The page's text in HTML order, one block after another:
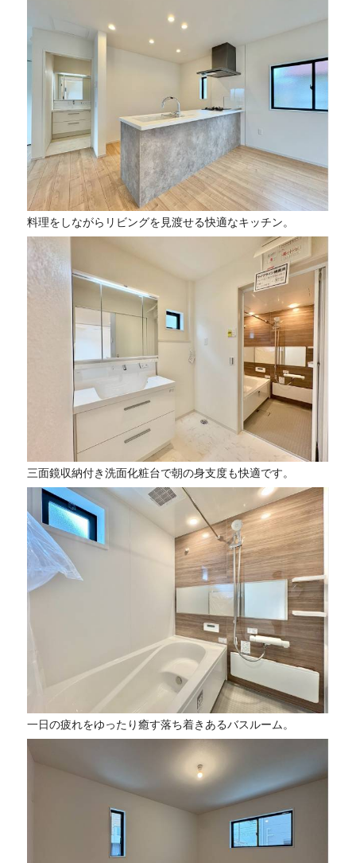
料理をしながらリビングを見渡せる快適なキッチン。
三面鏡収納付き洗面化粧台で朝の身支度も快適です。
一日の疲れをゆったり癒す落ち着きあるバスルーム。